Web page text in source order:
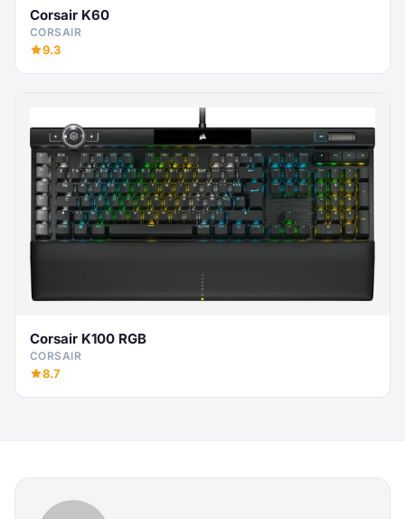
Corsair K60
CORSAIR
9.3
Corsair K100 RGB
CORSAIR
8.7